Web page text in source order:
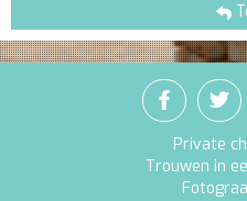
Private
Trouwen in